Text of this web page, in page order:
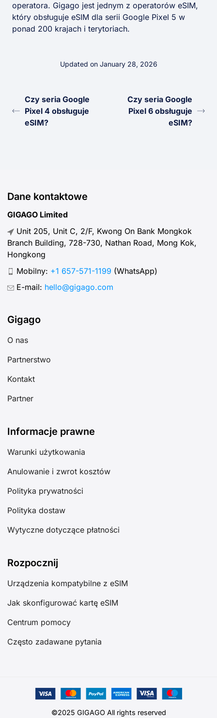
operatora. Gigago jest jednym z operatorów eSIM,
który obsługuje eSIM dla serii Google Pixel 5 w
ponad 200 krajach i terytoriach.
Updated on January 28, 2026
Czy seria Google
Pixel 4 obsługuje
eSIM?
Czy seria Google
Pixel 6 obsługuje
eSIM?
Dane kontaktowe
GIGAGO Limited
Unit 205, Unit C, 2/F, Kwong On Bank Mongkok
Branch Building, 728-730, Nathan Road, Mong Kok,
Hongkong
Mobilny: +1 657-571-1199 (WhatsApp)
E-mail: hello@gigago.com
Gigago
O nas
Partnerstwo
Kontakt
Partner
Informacje prawne
Warunki użytkowania
Anulowanie i zwrot kosztów
Polityka prywatności
Polityka dostaw
Wytyczne dotyczące płatności
Rozpocznij
Urządzenia kompatybilne z eSIM
Jak skonfigurować kartę eSIM
Centrum pomocy
Często zadawane pytania
©2025 GIGAGO All rights reserved